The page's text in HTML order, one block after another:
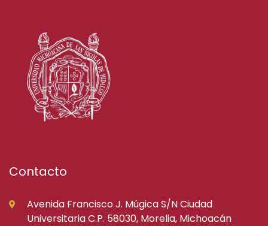
Contacto
Avenida Francisco J. Múgica S/N Ciudad
Universitaria C.P. 58030, Morelia, Michoacán